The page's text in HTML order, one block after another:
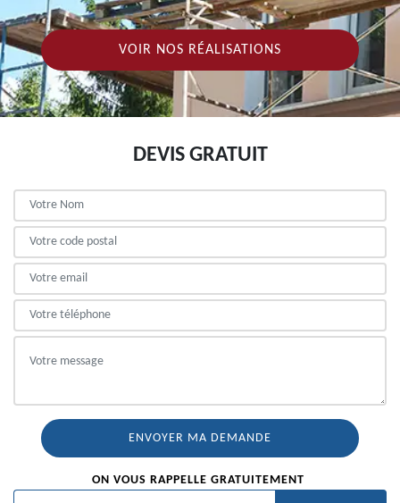
VOIR NOS RÉALISATIONS
DEVIS GRATUIT
ON VOUS RAPPELLE GRATUITEMENT